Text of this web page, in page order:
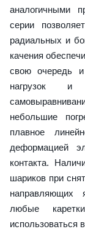
аналогичными
серии
радиальных и
качения
свою очередь и
нагрузок и
небольшие
плавное
деформацией
контакта.
шариков при
направляющих
любые
использоваться